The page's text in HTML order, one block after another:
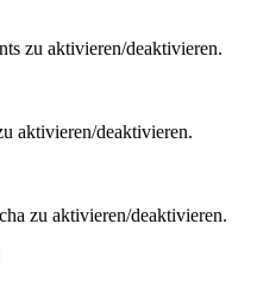
zu aktivieren/deaktivieren.
aktivieren/deaktivieren.
zu aktivieren/deaktivieren.